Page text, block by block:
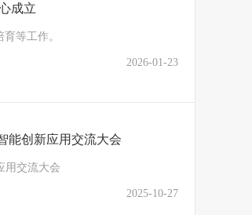
成立
等工作。
2026-01-23
能创新应用交流大会
用交流大会
2025-10-27